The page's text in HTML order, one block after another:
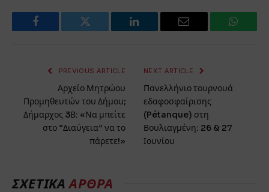
Facebook Twitter LinkedIn Email
PREVIOUS ARTICLE
Αρχείο Μητρώου
Προμηθευτών του Δήμου;
Δήμαρχος 3Β: «Να μπείτε
στο “Διαύγεια” να το
πάρετε!»
NEXT ARTICLE
Πανελλήνιο τουρνουά
εδαφοσφαίρισης
(Pétanque) στη
Βουλιαγμένη: 26 & 27
Ιουνίου
ΣΧΕΤΙΚΆΆΡΘΡΑ